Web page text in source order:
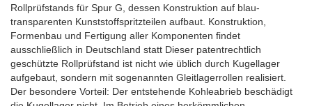
Rollprüfstands für Spur G, dessen Konstruktion auf blau-
transparenten Kunststoffspritzteilen aufbaut. Konstruktion,
Formenbau und Fertigung aller Komponenten findet
ausschließlich in Deutschland statt Dieser patentrechtlich
geschützte Rollprüfstand ist nicht wie üblich durch Kugellager
aufgebaut, sondern mit sogenannten Gleitlagerrollen realisiert.
Der besondere Vorteil: Der entstehende Kohleabrieb beschädigt